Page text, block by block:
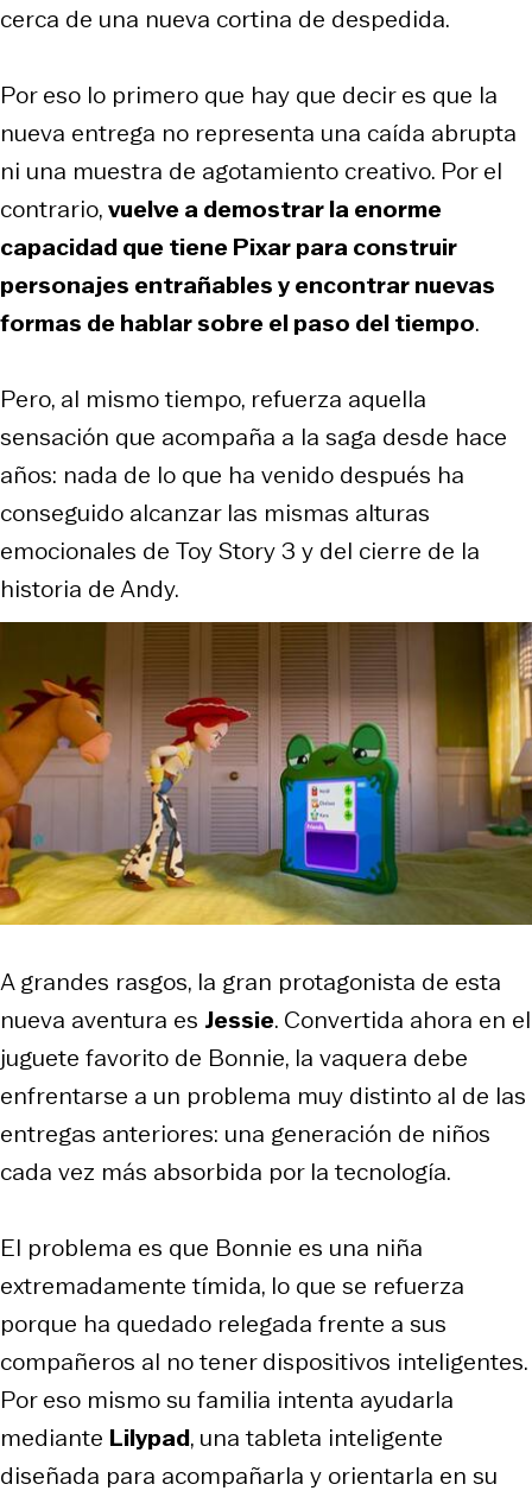
cerca de una nueva cortina de despedida.
Por eso lo primero que hay que decir es que la
nueva entrega no representa una caída abrupta
ni una muestra de agotamiento creativo. Por el
contrario,vuelve a demostrar la enorme
capacidad que tiene Pixar para construir
personajes entrañables y encontrar nuevas
formas de hablar sobre el paso del tiempo.
Pero, al mismo tiempo, refuerza aquella
sensación que acompaña a la saga desde hace
años: nada de lo que ha venido después ha
conseguido alcanzar las mismas alturas
emocionales de Toy Story 3 y del cierre de la
historia de Andy.
A grandes rasgos, la gran protagonista de esta
nueva aventura es Jessie. Convertida ahora en el
juguete favorito de Bonnie, la vaquera debe
enfrentarse a un problema muy distinto al de las
entregas anteriores: una generación de niños
cada vez más absorbida por la tecnología.
El problema es que Bonnie es una niña
extremadamente tímida, lo que se refuerza
porque ha quedado relegada frente a sus
compañeros al no tener dispositivos inteligentes.
Por eso mismo su familia intenta ayudarla
mediante Lilypad, una tableta inteligente
diseñada para acompañarla y orientarla en su